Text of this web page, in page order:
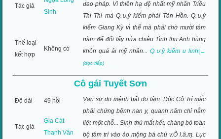
đao pháp. Vì thiên hạ đệ nhất mỹ nhân Triều
Thi Thi mà Q.∪.ỷ kiếm phải Tàn Hồn. Q.∪.ỷ
kiếm Giang Kỳ vì thế mà phải chờ mười tám
năm để đổi lấy nửa chiêu Tình thụ Anh hùng
khôn quá ải mỹ nhân...Q.∪.ỷ kiếm u linh|→
(đọc tiếp)
Tác giả
Sinh
Thể loại
kết hợp
Không có
Cô gái Tuyết Sơn
Độ dài 49 hồi
Vạn sự do mệnh bất do tâm. Ðộc Cô Trí mắc
phải chứng bệnh nan y, quanh năm chỉ nằm
liệt một chỗ... Sinh thú mất hết, chàng bỏ toàn
bộ tâm trí vào ảo mộng bá chủ v.Õ l.â.ɱ. Lục
Tác giả
Gia Cát
Thanh Vân